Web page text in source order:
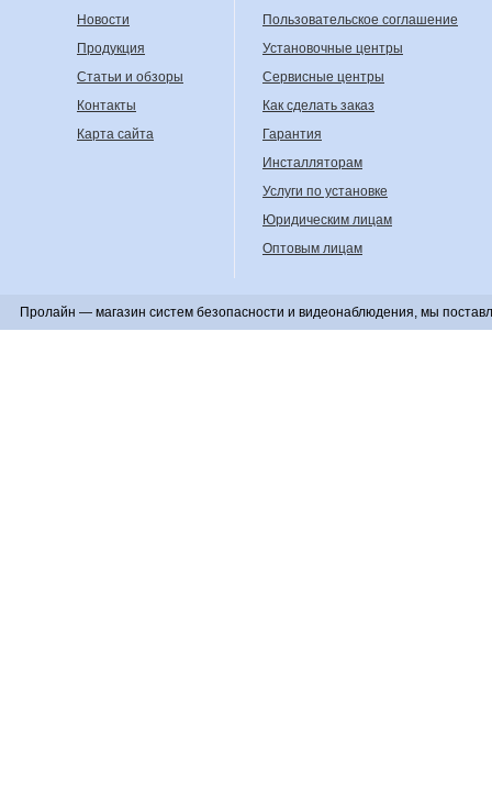
Новости
Продукция
Статьи и обзоры
Контакты
Карта сайта
Пользовательское соглашение
Установочные центры
Сервисные центры
Как сделать заказ
Гарантия
Инсталляторам
Услуги по установке
Юридическим лицам
Оптовым лицам
Пролайн — магазин систем безопасности и видеонаблюдения, мы